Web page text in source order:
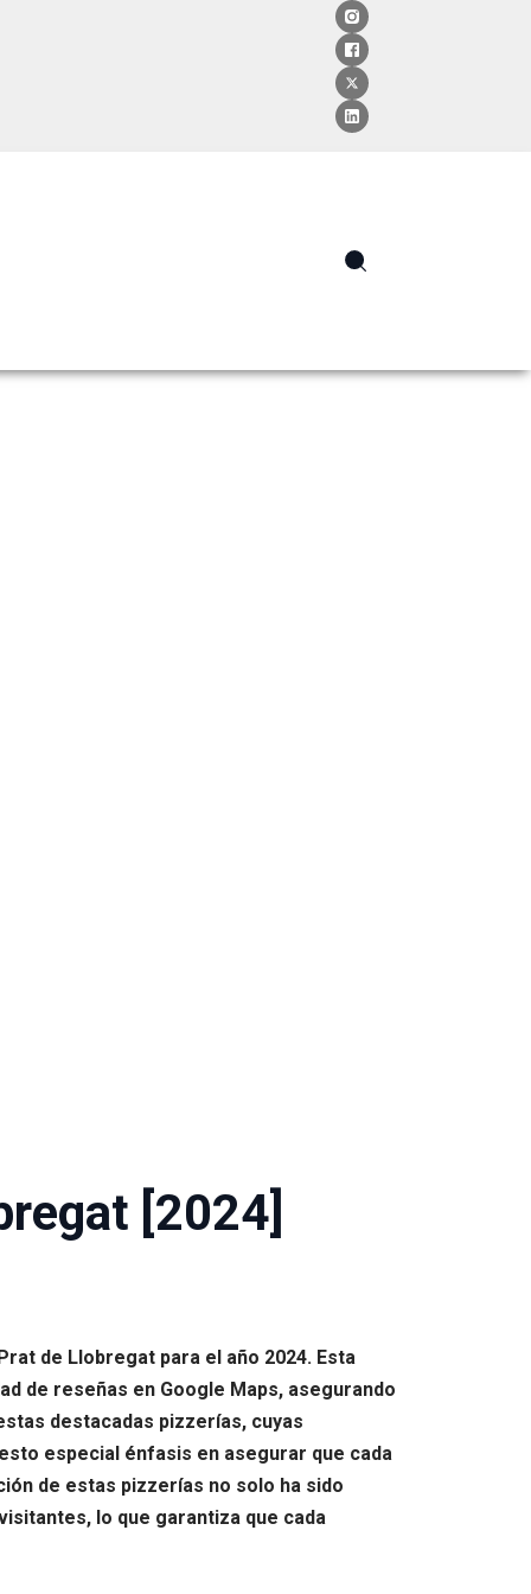
[2024]
de Llobregat para el año 2024. Esta
de reseñas en Google Maps, asegurando
destacadas pizzerías, cuyas
especial énfasis en asegurar que cada
de estas pizzerías no solo ha sido
lo que garantiza que cada